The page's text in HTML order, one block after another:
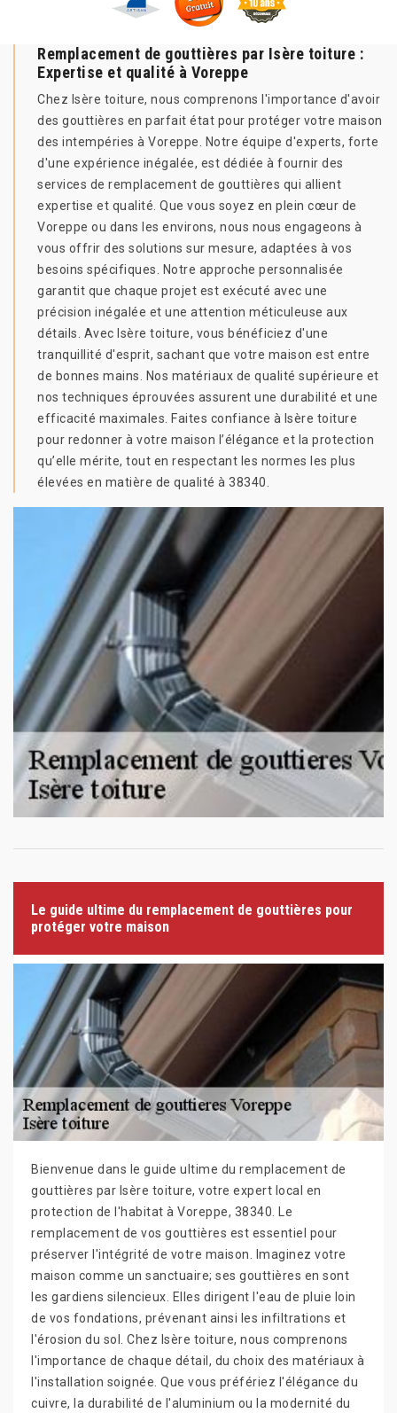
Remplacement de gouttières par Isère toiture :
Expertise et qualité à Voreppe
Chez Isère toiture, nous comprenons l'importance d'avoir
des gouttières en parfait état pour protéger votre maison
des intempéries à Voreppe. Notre équipe d'experts, forte
d'une expérience inégalée, est dédiée à fournir des
services de remplacement de gouttières qui allient
expertise et qualité. Que vous soyez en plein cœur de
Voreppe ou dans les environs, nous nous engageons à
vous offrir des solutions sur mesure, adaptées à vos
besoins spécifiques. Notre approche personnalisée
garantit que chaque projet est exécuté avec une
précision inégalée et une attention méticuleuse aux
détails. Avec Isère toiture, vous bénéficiez d'une
tranquillité d'esprit, sachant que votre maison est entre
de bonnes mains. Nos matériaux de qualité supérieure et
nos techniques éprouvées assurent une durabilité et une
efficacité maximales. Faites confiance à Isère toiture
pour redonner à votre maison l’élégance et la protection
qu’elle mérite, tout en respectant les normes les plus
élevées en matière de qualité à 38340.
Le guide ultime du remplacement de gouttières pour
protéger votre maison
Bienvenue dans le guide ultime du remplacement de
gouttières par Isère toiture, votre expert local en
protection de l'habitat à Voreppe, 38340. Le
remplacement de vos gouttières est essentiel pour
préserver l'intégrité de votre maison. Imaginez votre
maison comme un sanctuaire; ses gouttières en sont
les gardiens silencieux. Elles dirigent l'eau de pluie loin
de vos fondations, prévenant ainsi les infiltrations et
l'érosion du sol. Chez Isère toiture, nous comprenons
l'importance de chaque détail, du choix des matériaux à
l'installation soignée. Que vous préfériez l'élégance du
cuivre, la durabilité de l'aluminium ou la modernité du